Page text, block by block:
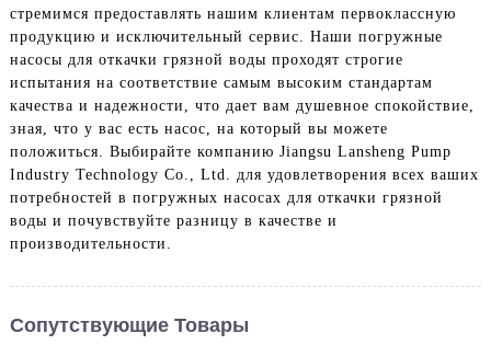
стремимся предоставлять нашим клиентам первоклассную
продукцию и исключительный сервис. Наши погружные
насосы для откачки грязной воды проходят строгие
испытания на соответствие самым высоким стандартам
качества и надежности, что дает вам душевное спокойствие,
зная, что у вас есть насос, на который вы можете
положиться. Выбирайте компанию Jiangsu Lansheng Pump
Industry Technology Co., Ltd. для удовлетворения всех ваших
потребностей в погружных насосах для откачки грязной
воды и почувствуйте разницу в качестве и
производительности.
Сопутствующие Товары